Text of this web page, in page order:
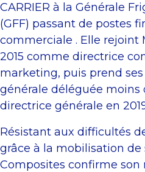
CARRIER à la Générale
(GFF) passant de postes
commerciale . Elle rejoint
2015 comme directrice
marketing, puis prend
générale déléguée moins
directrice générale en
Résistant aux difficultés
grâce à la mobilisation de
Composites confirme